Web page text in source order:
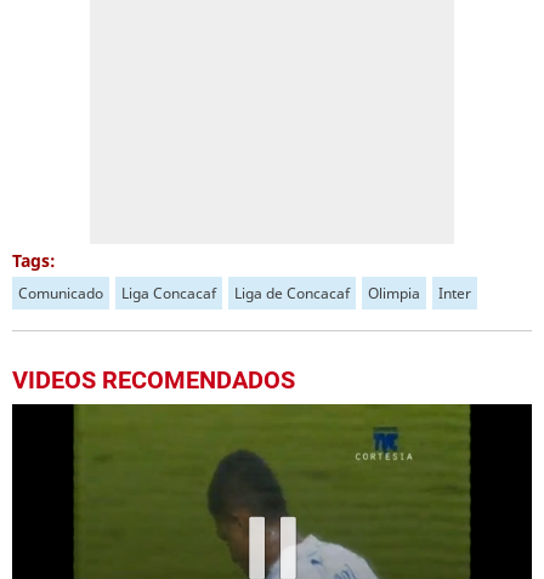
Tags:
Comunicado Liga Concacaf Liga de Concacaf Olimpia Inter
VIDEOS RECOMENDADOS